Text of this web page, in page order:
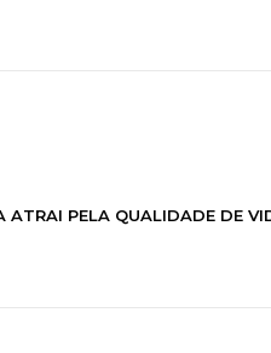
ATRAI PELA QUALIDADE DE